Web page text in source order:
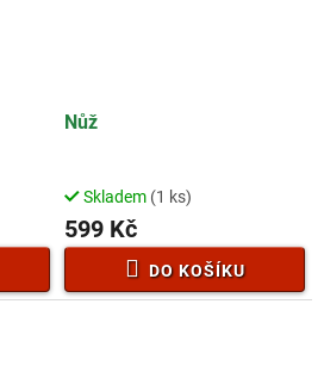
Nůž
Skladem (1 ks)
599 Kč
DO KOŠÍKU